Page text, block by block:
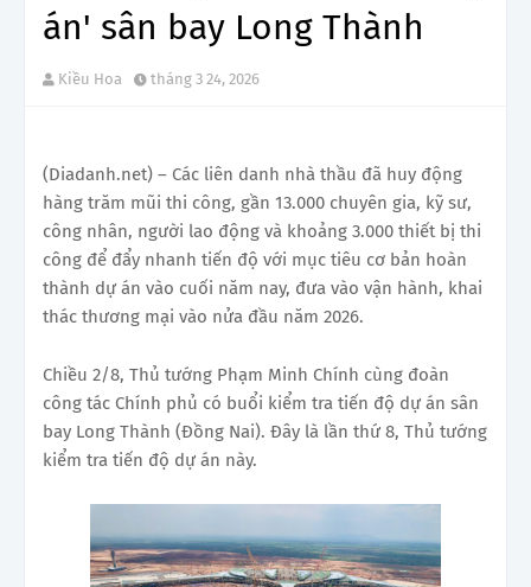
án' sân bay Long Thành
Kiều Hoa tháng 3 24, 2026
(Diadanh.net) – Các liên danh nhà thầu đã huy động
hàng trăm mũi thi công, gần 13.000 chuyên gia, kỹ sư,
công nhân, người lao động và khoảng 3.000 thiết bị thi
công để đẩy nhanh tiến độ với mục tiêu cơ bản hoàn
thành dự án vào cuối năm nay, đưa vào vận hành, khai
thác thương mại vào nửa đầu năm 2026.
Chiều 2/8, Thủ tướng Phạm Minh Chính cùng đoàn
công tác Chính phủ có buổi kiểm tra tiến độ dự án sân
bay Long Thành (Đồng Nai). Đây là lần thứ 8, Thủ tướng
kiểm tra tiến độ dự án này.